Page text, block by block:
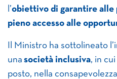
l’obiettivo di garantire alle
pieno accesso alle
Il Ministro ha sottolineato
una società inclusiva, in
posto, nella